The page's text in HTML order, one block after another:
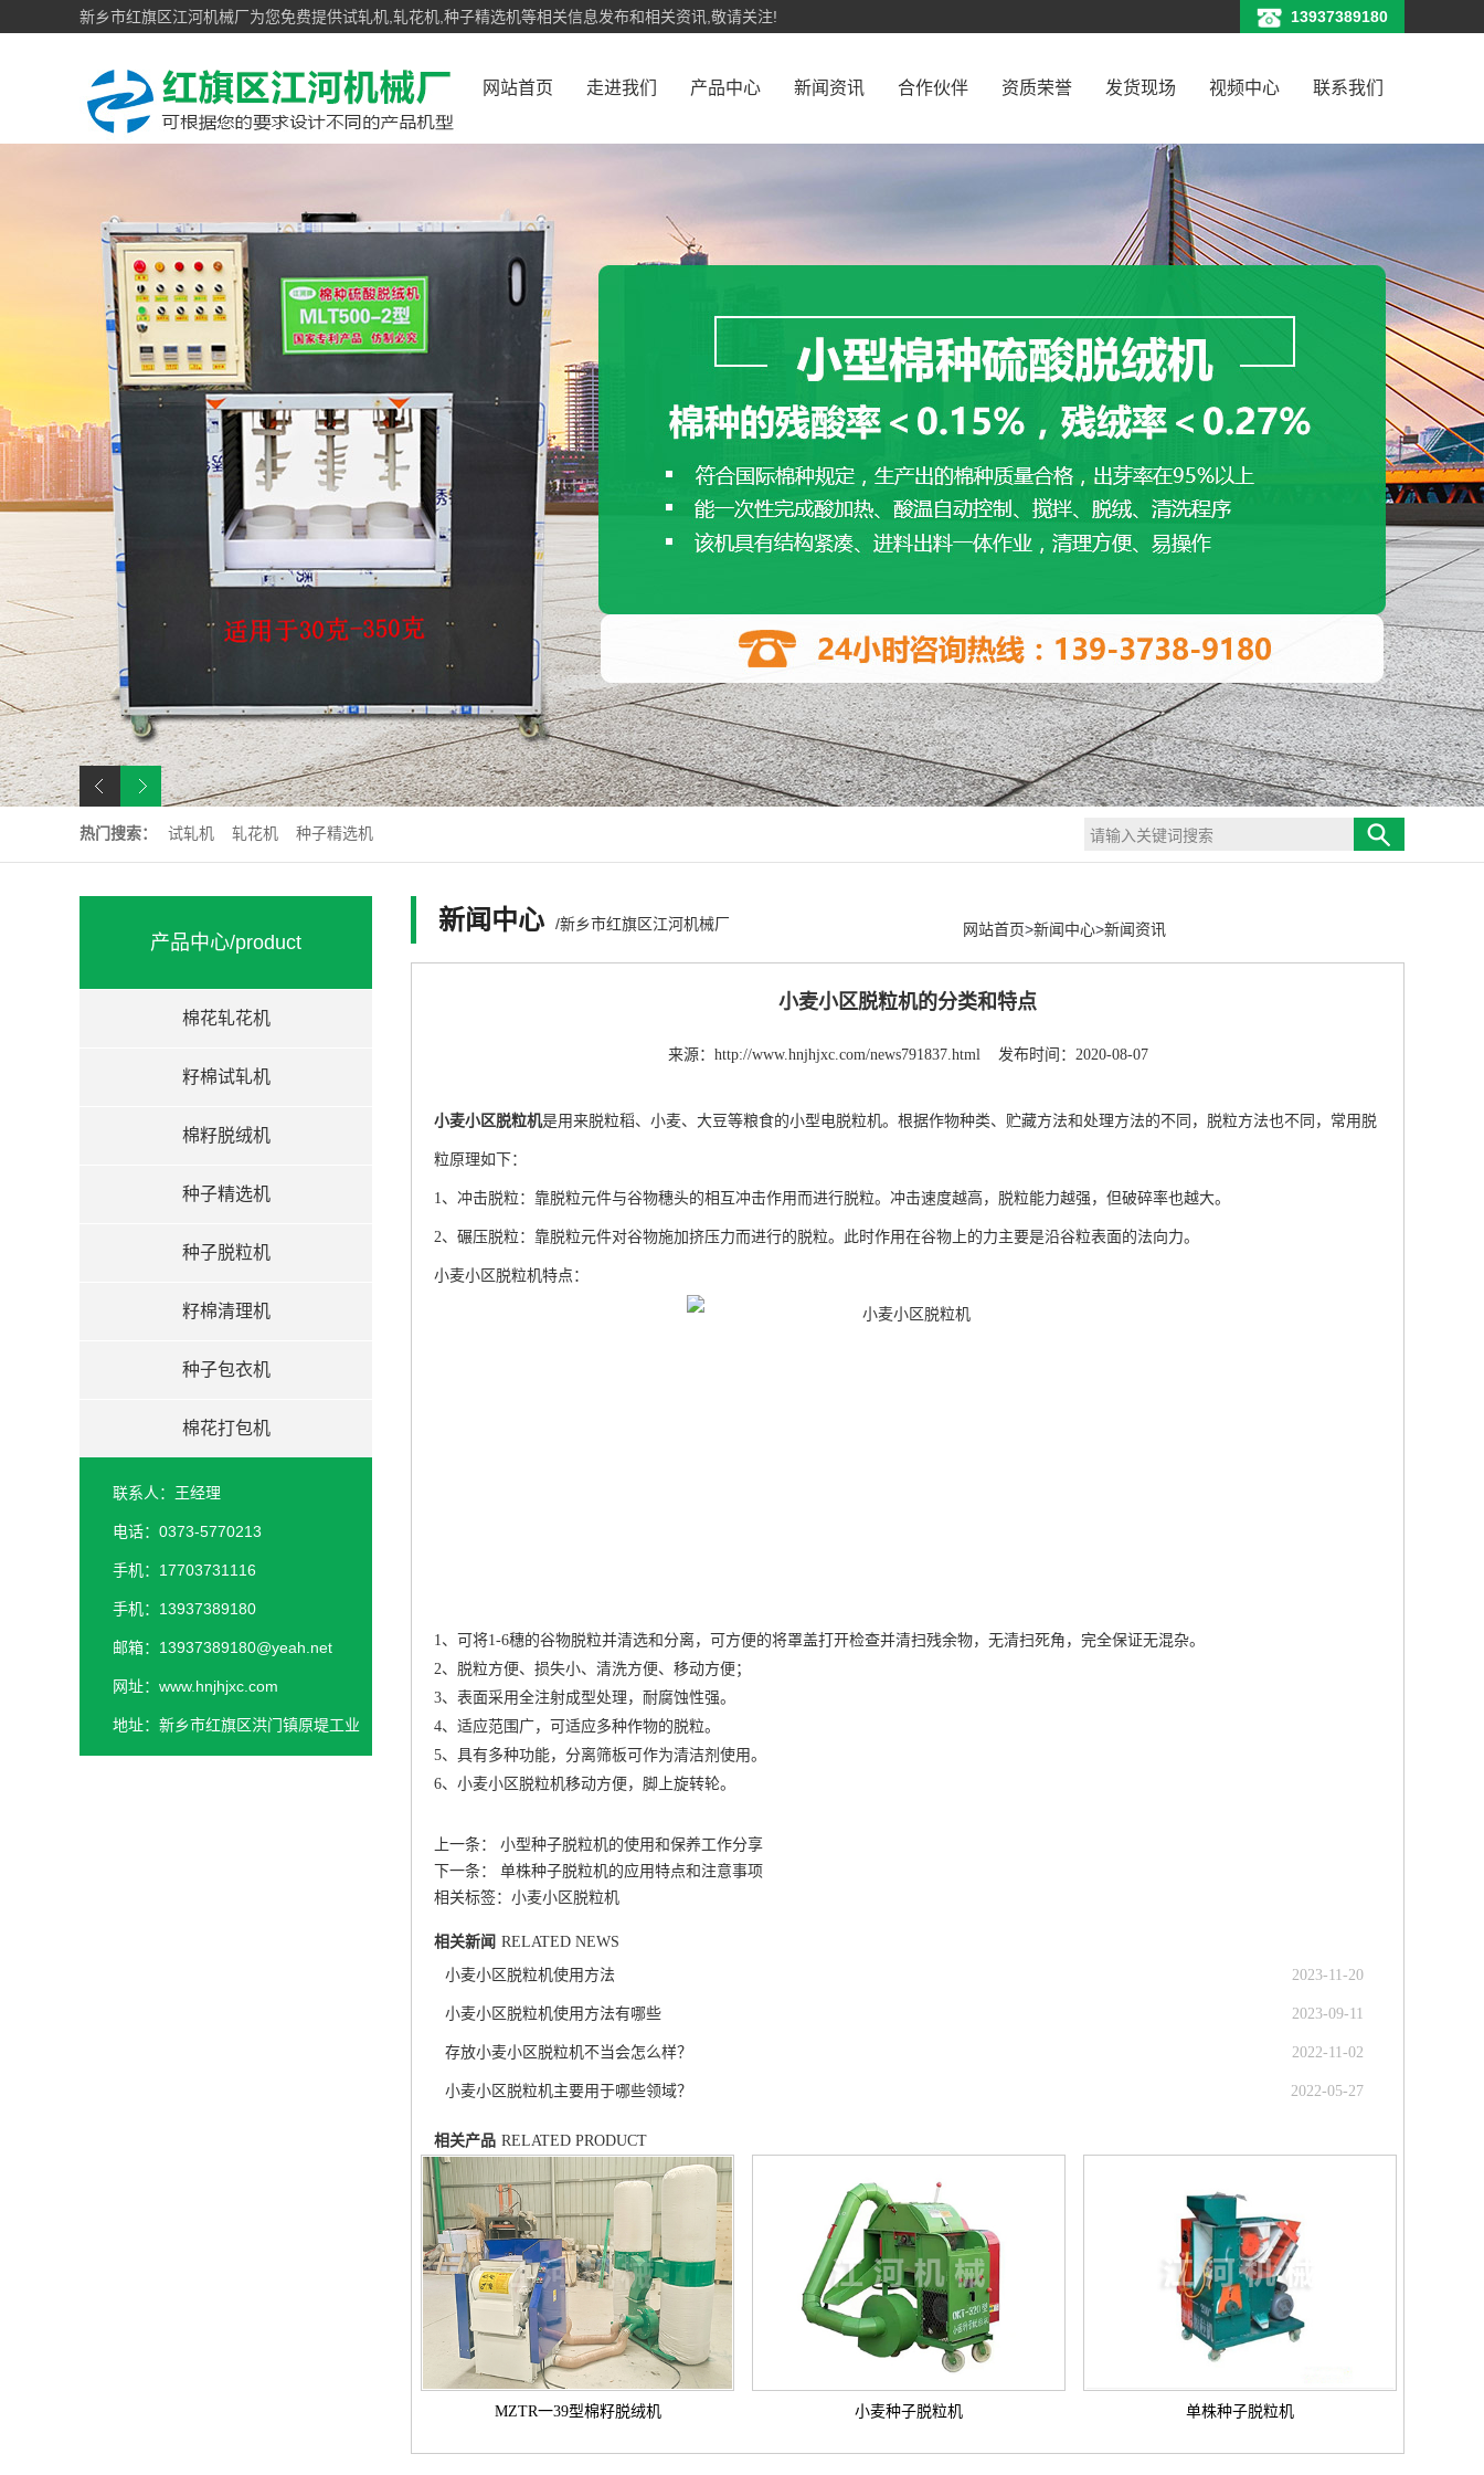
新乡市红旗区江河机械厂为您免费提供试轧机,轧花机,种子精选机等相关信息发布和相关资讯,敬请关注! 13937389180
网站首页 走进我们 产品中心 新闻资讯 合作伙伴 资质荣誉 发货现场 视频中心 联系我们
热门搜索： 试轧机 轧花机 种子精选机
产品中心/product
棉花轧花机
籽棉试轧机
棉籽脱绒机
种子精选机
种子脱粒机
籽棉清理机
种子包衣机
棉花打包机
联系人：王经理
电话：0373-5770213
手机：17703731116
手机：13937389180
邮箱：13937389180@yeah.net
网址：www.hnjhjxc.com
地址：新乡市红旗区洪门镇原堤工业
新闻中心 /新乡市红旗区江河机械厂 网站首页>新闻中心>新闻资讯
小麦小区脱粒机的分类和特点
来源：http://www.hnjhjxc.com/news791837.html 发布时间：2020-08-07
小麦小区脱粒机是用来脱粒稻、小麦、大豆等粮食的小型电脱粒机。根据作物种类、贮藏方法和处理方法的不同，脱粒方法也不同，常用脱
粒原理如下：
1、冲击脱粒：靠脱粒元件与谷物穗头的相互冲击作用而进行脱粒。冲击速度越高，脱粒能力越强，但破碎率也越大。
2、碾压脱粒：靠脱粒元件对谷物施加挤压力而进行的脱粒。此时作用在谷物上的力主要是沿谷粒表面的法向力。
小麦小区脱粒机特点：
1、可将1-6穗的谷物脱粒并清选和分离，可方便的将罩盖打开检查并清扫残余物，无清扫死角，完全保证无混杂。
2、脱粒方便、损失小、清洗方便、移动方便；
3、表面采用全注射成型处理，耐腐蚀性强。
4、适应范围广，可适应多种作物的脱粒。
5、具有多种功能，分离筛板可作为清洁剂使用。
6、小麦小区脱粒机移动方便，脚上旋转轮。
上一条： 小型种子脱粒机的使用和保养工作分享
下一条： 单株种子脱粒机的应用特点和注意事项
相关标签：小麦小区脱粒机
相关新闻 RELATED NEWS
小麦小区脱粒机使用方法
2023-11-20
小麦小区脱粒机使用方法有哪些 2023-09-11
存放小麦小区脱粒机不当会怎么样？ 2022-11-02
小麦小区脱粒机主要用于哪些领域？ 2022-05-27
相关产品 RELATED PRODUCT
MZTR一39型棉籽脱绒机 小麦种子脱粒机 单株种子脱粒机